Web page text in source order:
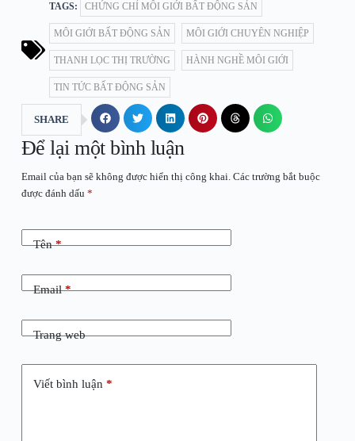
TAGS: CHỨNG CHỈ MÔI GIỚI BẤT ĐỘNG SẢN
MÔI GIỚI BẤT ĐỘNG SẢN MÔI GIỚI CHUYÊN NGHIỆP
THANH LỌC THỊ TRƯỜNG HÀNH NGHỀ MÔI GIỚI
TIN TỨC BẤT ĐỘNG SẢN
SHARE
Để lại một bình luận
Email của bạn sẽ không được hiển thị công khai. Các trường bắt buộc
được đánh dấu *
Tên*
Email*
Trang web
Viết bình luận *